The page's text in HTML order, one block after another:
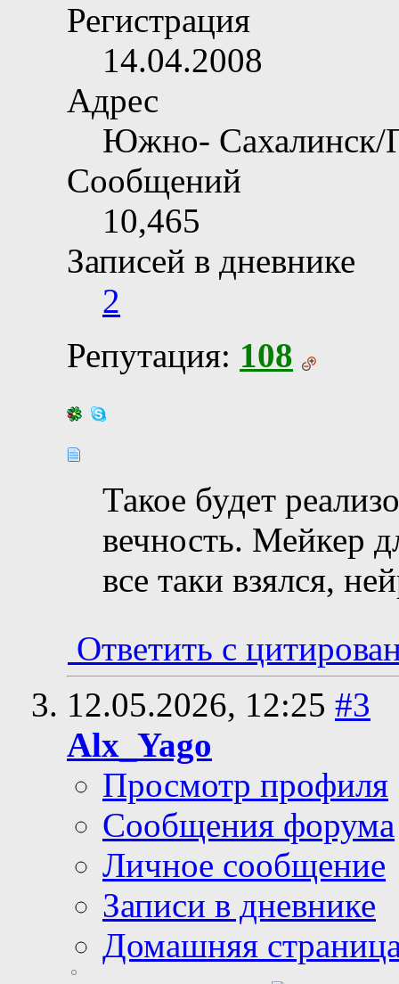
Регистрация
14.04.2008
Адрес
Южно- Сахалинск/
Сообщений
10,465
Записей в дневнике
2
Репутация: 108
Такое будет
вечность. Мейкер
все таки взялся,
Ответить с
12.05.2026, 12:25 #3
Alx_Yago
Просмотр профиля
Сообщения форума
Личное сообщение
Записи в дневнике
Домашняя